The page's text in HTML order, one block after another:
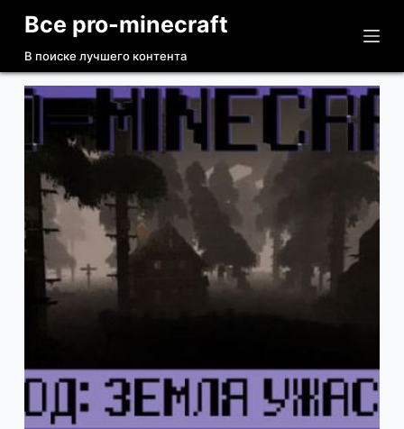
П
р
е
с
у
т
Все pro-minecraft
В поиске лучшего контента